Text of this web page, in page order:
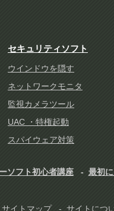
セキュリティソフト
ウインドウを隠す
ネットワークモニタ
監視カメラツール
UAC ・特権起動
スパイウェア対策
ソフト初心者講座 最初
サイトマップ サイトにつ